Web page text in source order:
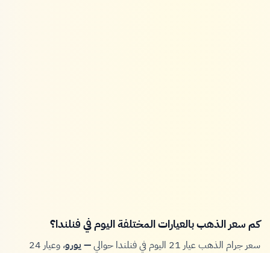
كم سعر الذهب بالعيارات المختلفة اليوم في فنلندا؟
سعر جرام الذهب عيار 21 اليوم في فنلندا حوالي — يورو
، وعيار 24